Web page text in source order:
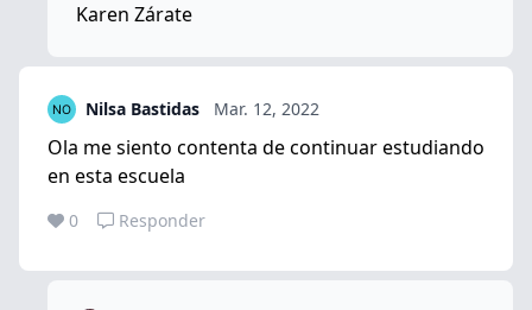
Karen Zárate
Nilsa Bastidas Mar. 12, 2022
Ola me siento contenta de continuar estudiando
en esta escuela
0 Responder